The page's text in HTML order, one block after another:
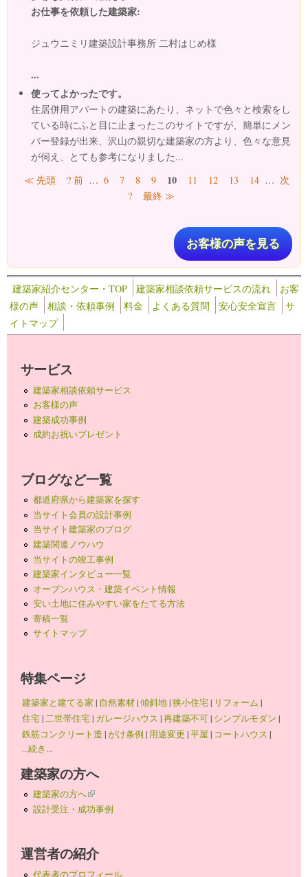
お仕事を依頼した建築家:
ジュウニミリ建築設計事務所 二村はじめ様
...
使ってよかったです。
住居併用アパートの建築にあたり、ネットで色々と検索をし
ている時にふと目に止まったこのサイトですが、簡単にメン
バー登録が出来、沢山の親切な建築家の方より、色々な意見
が伺え、とても参考になりました...
ページ
≪ 先頭 ? 前 … 6 7 8 9 10 11 12 13 14 … 次
?
最終 ≫
お客様の声を見る
建築家紹介センター・TOP 建築家相談依頼サービスの流れ
お客
様の声
相談・依頼事例 料金 よくある質問 安心安全宣言
サ
イトマップ
サービス
建築家相談依頼サービス
お客様の声
建築成功事例
成約お祝いプレゼント
ブログなど一覧
都道府県から建築家を探す
当サイト会員の設計事例
当サイト建築家のブログ
建築関連ノウハウ
当サイトの竣工事例
建築家インタビュー一覧
オープンハウス・建築イベント情報
安い土地に住みやすい家をたてる方法
寄稿一覧
サイトマップ
特集ページ
建築家と建てる家 | 自然素材|傾斜地|狭小住宅| リフォーム |
住宅|二世帯住宅| ガレージハウス |再建築不可| シンプルモダン |
鉄筋コンクリート造 |がけ条例 | 用途変更 |平屋 | コートハウス |
...続き...
建築家の方へ
建築家の方へ(link is external)
設計受注・成功事例
運営者の紹介
代表者のプロフィール